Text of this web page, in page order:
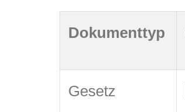
Dokumenttyp
Gesetz